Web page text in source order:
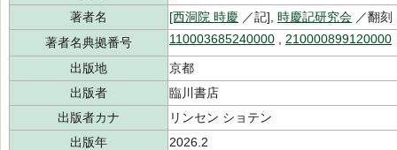
著者名
[西洞院 時慶 ／記], 時慶記研究会 ／翻刻
著者名典拠番号
110003685240000 210000899120000
出版地
京都
出版者
臨川書店
出版者カナ
リンセン ショテン
出版年
2026.2